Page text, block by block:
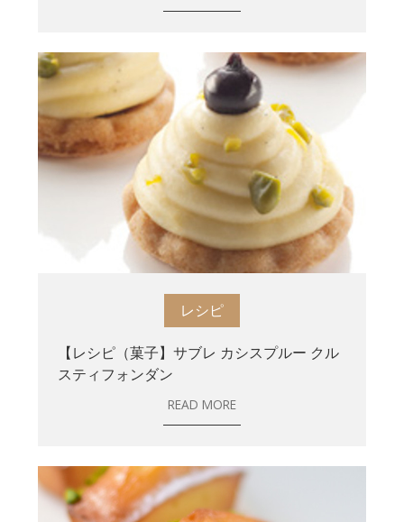
レシピ
【レシピ（菓子】サブレ カシスプルー クル
スティフォンダン
READ MORE